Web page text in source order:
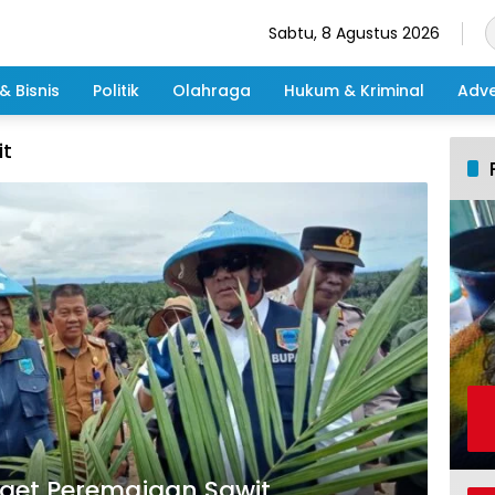
Sabtu, 8 Agustus 2026
Bisnis Politik Olahraga Hukum & Kriminal